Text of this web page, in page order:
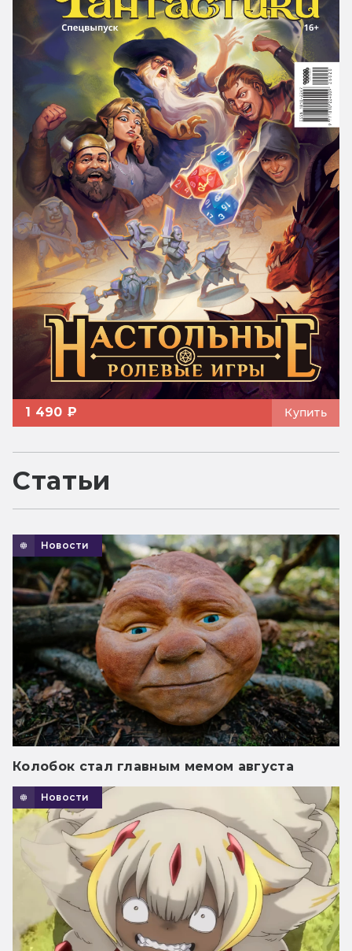
1 490 ₽ Купить
Статьи
Новости
Колобок стал главным мемом августа
Новости